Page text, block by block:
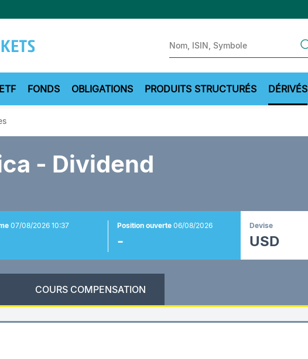
ETF FONDS OBLIGATIONS PRODUITS STRUCTURÉS DÉRIVÉS
- Dividend
07/08/2026 10:37 Position ouverte06/08/2026
-
Devise
USD
COURS COMPENSATION